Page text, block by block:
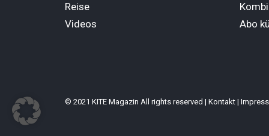
Reise
Videos
Abo
© 2021 KITE Magazin All rights reserved | Kontakt |